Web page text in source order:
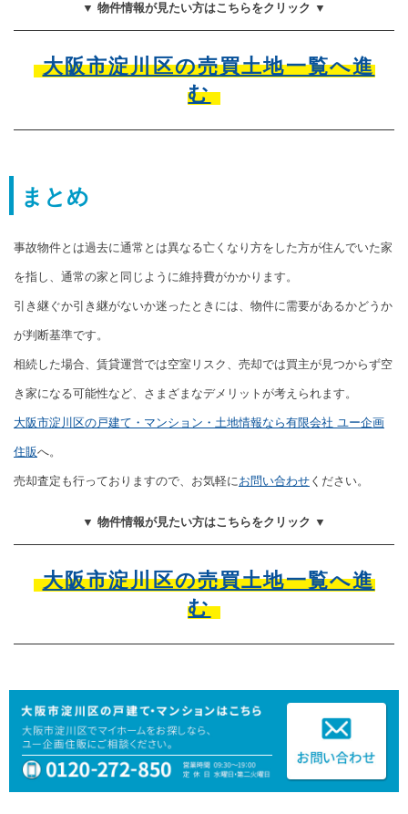
▼ 物件情報が見たい方はこちらをクリック ▼
大阪市淀川区の売買土地一覧へ進
む
まとめ
事故物件とは過去に通常とは異なる亡くなり方をした方が住んでいた家
を指し、通常の家と同じように維持費がかかります。
引き継ぐか引き継がないか迷ったときには、物件に需要があるかどうか
が判断基準です。
相続した場合、賃貸運営では空室リスク、売却では買主が見つからず空
き家になる可能性など、さまざまなデメリットが考えられます。
大阪市淀川区の戸建て・マンション・土地情報なら有限会社 ユー企画
住販へ。
売却査定も行っておりますので、お気軽にお問い合わせ ください。
▼ 物件情報が見たい方はこちらをクリック ▼
大阪市淀川区の売買土地一覧へ進
む